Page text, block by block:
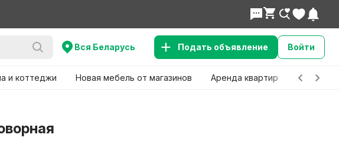
Вся Беларусь Подать объявление Войти
и коттеджи Новая мебель от магазинов Аренда квартир Детские